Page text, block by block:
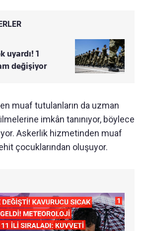
uyardı! 1
değişiyor
muaf tutulanların da uzman
imkân tanınıyor, böylece
Askerlik hizmetinden muaf
çocuklarından oluşuyor.